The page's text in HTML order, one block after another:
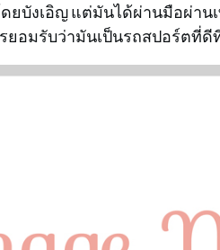
ยบังเอิญ แต่มันได้ผ่านมือผ่า
ยอมรับว่ามันเป็นรถสปอร์ตที่